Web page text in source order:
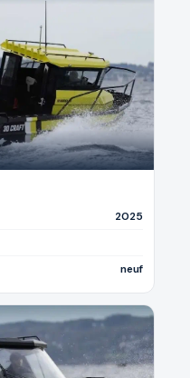
2025
neuf